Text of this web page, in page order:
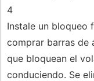
4
Instale un bloqueo
comprar barras de
que bloquean el
conduciendo. Se